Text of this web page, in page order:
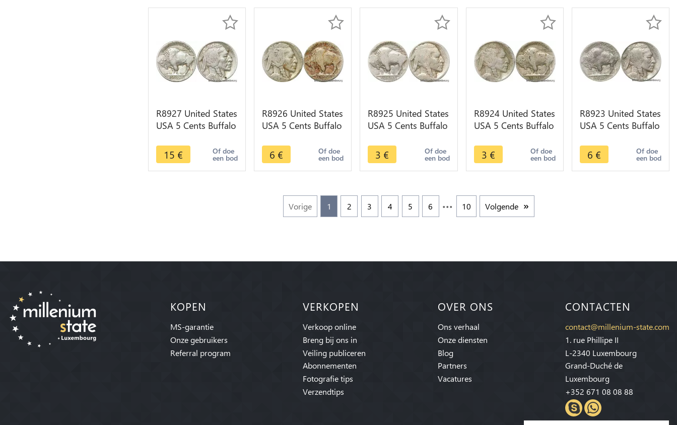
R8927 United States
USA 5 Cents Buffalo
15 € Of doe
een bod
R8926 United States
USA 5 Cents Buffalo
Make offer
6 € Of doe
een bod
R8925 United States
USA 5 Cents Buffalo
offer
3 € Of doe
een bod
R8924 United States
USA 5 Cents Buffalo
offer
3 € Of doe
een bod
R8923 United States
USA 5 Cents Buffalo
6 € Of doe
een bod
Vorige 1 2 3 4 5 6 10 Volgende
KOPEN
MS-garantie
Onze gebruikers
Referral program
VERKOPEN
Verkoop online
Breng bij ons in
Veiling publiceren
Abonnementen
Fotografie tips
Verzendtips
OVER ONS
Ons verhaal
Onze diensten
Blog
Partners
Vacatures
CONTACTEN
contact@millenium-state.com
1. rue Phillipe II
L-2340 Luxembourg
Grand-Duché de
Luxembourg
+352 671 08 08 88